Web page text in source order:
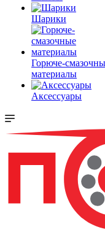
Шарики
Горюче-
материалы
Аксессуары